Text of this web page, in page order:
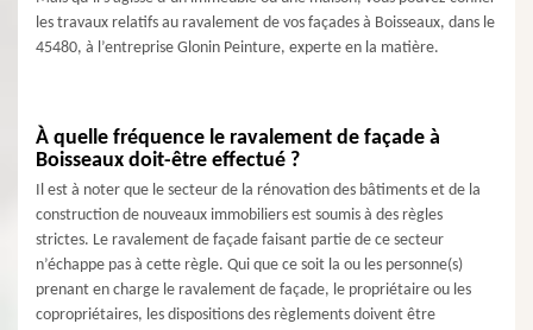
les travaux relatifs au ravalement de vos façades à Boisseaux, dans le
45480, à l’entreprise Glonin Peinture, experte en la matière.
À quelle fréquence le ravalement de façade à
Boisseaux doit-être effectué ?
Il est à noter que le secteur de la rénovation des bâtiments et de la
construction de nouveaux immobiliers est soumis à des règles
strictes. Le ravalement de façade faisant partie de ce secteur
n’échappe pas à cette règle. Qui que ce soit la ou les personne(s)
prenant en charge le ravalement de façade, le propriétaire ou les
copropriétaires, les dispositions des règlements doivent être